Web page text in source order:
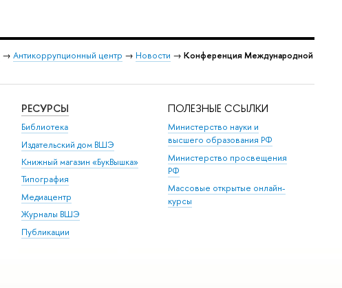
→ Антикоррупционный центр → Новости → Конференция Международной
РЕСУРСЫ
Библиотека
Издательский дом ВШЭ
Книжный магазин «БукВышка»
Типография
Медиацентр
Журналы ВШЭ
Публикации
ПОЛЕЗНЫЕ ССЫЛКИ
Министерство науки и
высшего образования РФ
Министерство просвещения
РФ
Массовые открытые онлайн-
курсы